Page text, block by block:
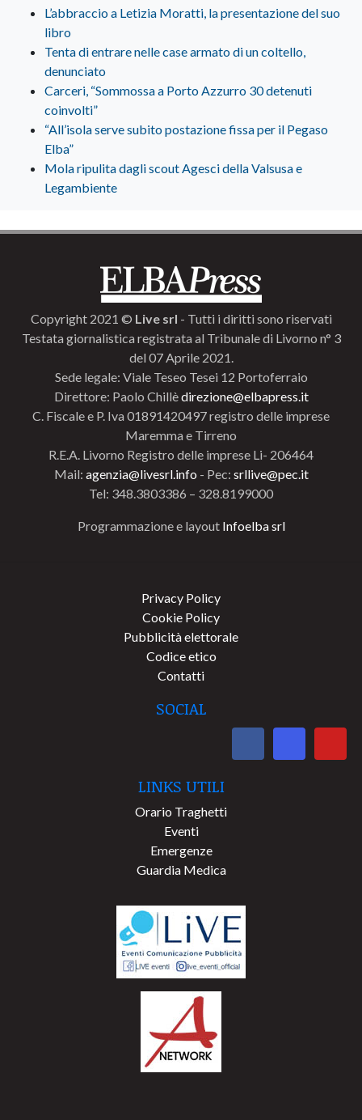
L’abbraccio a Letizia Moratti, la presentazione del suo
libro
Tenta di entrare nelle case armato di un coltello,
denunciato
Carceri, “Sommossa a Porto Azzurro 30 detenuti
coinvolti”
“All’isola serve subito postazione fissa per il Pegaso
Elba”
Mola ripulita dagli scout Agesci della Valsusa e
Legambiente
Copyright 2021 © Live srl - Tutti i diritti sono riservati
Testata giornalistica registrata al Tribunale di Livorno n° 3
del 07 Aprile 2021.
Sede legale: Viale Teseo Tesei 12 Portoferraio
Direttore: Paolo Chillèdirezione@elbapress.it
C. Fiscale e P. Iva 01891420497 registro delle imprese
Maremma e Tirreno
R.E.A. Livorno Registro delle imprese Li- 206464
Mail: agenzia@livesrl.info - Pec: srllive@pec.it
Tel: 348.3803386 – 328.8199000
Programmazione e layout Infoelba srl
Privacy Policy
Cookie Policy
Pubblicità elettorale
Codice etico
Contatti
SOCIAL
LINKS UTILI
Orario Traghetti
Eventi
Emergenze
Guardia Medica